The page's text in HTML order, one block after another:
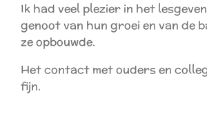
Ik had veel plezier in het
genoot van hun groei en van de
ze opbouwde.
Het contact met ouders en
fijn.